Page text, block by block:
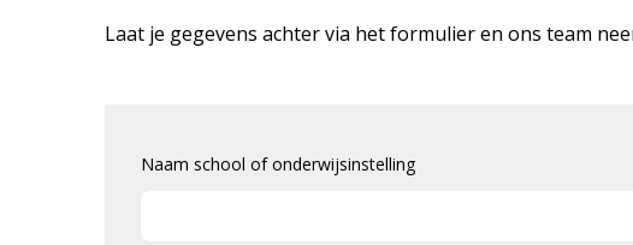
Laat je gegevens achter via het formulier en ons team
Naam school of onderwijsinstelling